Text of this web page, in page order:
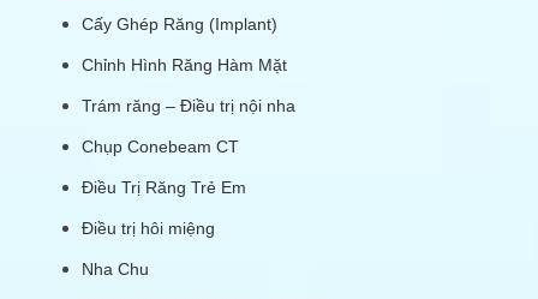
Cấy Ghép Răng (Implant)
Chỉnh Hình Răng Hàm Mặt
Trám răng – Điều trị nội nha
Chụp Conebeam CT
Điều Trị Răng Trẻ Em
Điều trị hôi miệng
Nha Chu